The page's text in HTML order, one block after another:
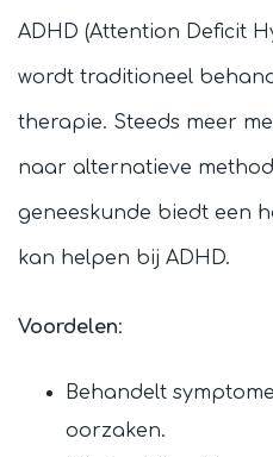
ADHD (Attention Deficit
wordt traditioneel
therapie. Steeds meer
naar alternatieve
geneeskunde biedt een
kan helpen bij ADHD.
Voordelen:
Behandelt
oorzaken.